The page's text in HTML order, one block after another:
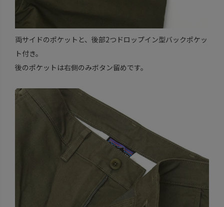
両サイドのポケットと、後部2つドロップイン型バックポケッ
ト付き。
後のポケットは右側のみボタン留めです。